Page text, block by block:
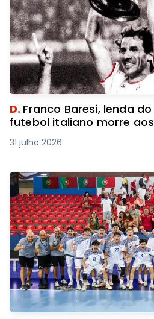
D. Franco Baresi, lenda
futebol italiano morre
31 julho 2026